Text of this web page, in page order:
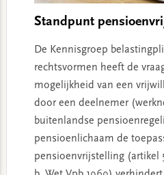
Standpunt
De Kennisgroep
rechtsvormen heeft de
mogelijkheid van een
door een deelnemer
buitenlandse
pensioenlichaam de
pensioenvrijstelling (artikel